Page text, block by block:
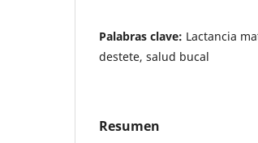
Palabras clave: Lactancia
destete, salud bucal
Resumen